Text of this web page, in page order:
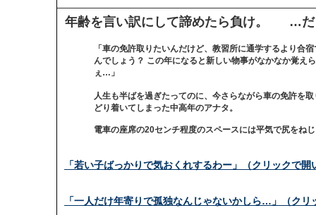
年齢を言い訳にして諦めたら負け。 …だ
「車の免許取りたいんだけど、教習所に通学するより合
んでしょう？ この年になると新しい物事がなかなか覚え
ぇ…」
人生も半ばを過ぎたってのに、今さらながら車の免許を
どり着いてしまった中高年のアナタ。
電車の座席の20センチ程度のスペースには平気で尻をね
「若い子ばっかりで気おくれするわー」（クリックで
「一人だけ年寄りで孤独なんじゃないかしら…」（ク